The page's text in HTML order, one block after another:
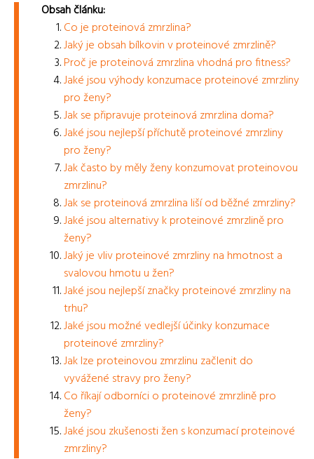
Obsah článku:
Co je proteinová zmrzlina?
Jaký je obsah bílkovin v proteinové zmrzlině?
Proč je proteinová zmrzlina vhodná pro fitness?
Jaké jsou výhody konzumace proteinové zmrzliny
pro ženy?
Jak se připravuje proteinová zmrzlina doma?
Jaké jsou nejlepší příchutě proteinové zmrzliny
pro ženy?
Jak často by měly ženy konzumovat proteinovou
zmrzlinu?
Jak se proteinová zmrzlina liší od běžné zmrzliny?
Jaké jsou alternativy k proteinové zmrzlině pro
ženy?
Jaký je vliv proteinové zmrzliny na hmotnost a
svalovou hmotu u žen?
Jaké jsou nejlepší značky proteinové zmrzliny na
trhu?
Jaké jsou možné vedlejší účinky konzumace
proteinové zmrzliny?
Jak lze proteinovou zmrzlinu začlenit do
vyvážené stravy pro ženy?
Co říkají odborníci o proteinové zmrzlině pro
ženy?
Jaké jsou zkušenosti žen s konzumací proteinové
zmrzliny?